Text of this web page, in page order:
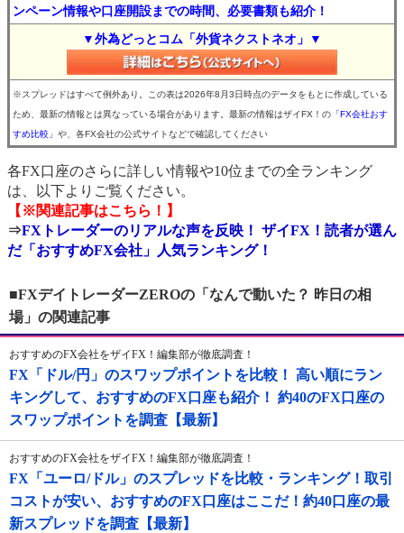
ンペーン情報や口座開設までの時間、必要書類も紹介！
▼外為どっとコム「外貨ネクストネオ」▼
※スプレッドはすべて例外あり。この表は2026年8月3日時点のデータをもとに作成している
ため、最新の情報とは異なっている場合があります。最新の情報はザイFX！の 「FX会社おす
すめ比較」 や、各FX会社の公式サイトなどで確認してください
各FX口座のさらに詳しい情報や10位までの全ランキング
は、以下よりご覧ください。
【※関連記事はこちら！】
⇒FXトレーダーのリアルな声を反映！ ザイFX！読者が選ん
だ「おすすめFX会社」人気ランキング！
■FXデイトレーダーZEROの「なんで動いた？ 昨日の相
場」の関連記事
おすすめのFX会社をザイFX！編集部が徹底調査！
FX「ドル/円」のスワップポイントを比較！ 高い順にラン
キングして、おすすめのFX口座も紹介！ 約40のFX口座の
スワップポイントを調査【最新】
おすすめのFX会社をザイFX！編集部が徹底調査！
FX「ユーロ/ドル」のスプレッドを比較・ランキング！取引
コストが安い、おすすめのFX口座はここだ！約40口座の最
新スプレッドを調査【最新】